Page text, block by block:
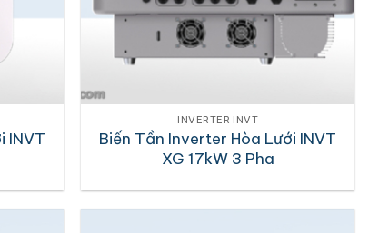
INVT
INVERTER INVT
Biến Tần Inverter Hòa Lưới INVT
XG 17kW 3 Pha